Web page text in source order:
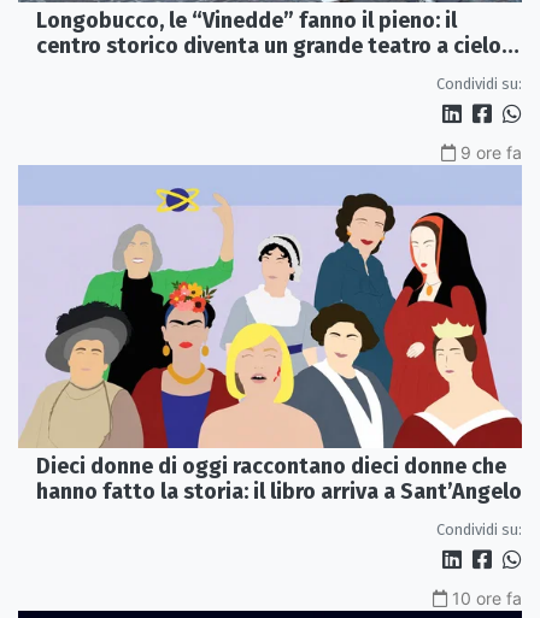
Longobucco, le “Vinedde” fanno il pieno: il
centro storico diventa un grande teatro a cielo
Condividi su:
9 ore fa
Dieci donne di oggi raccontano dieci donne che
hanno fatto la storia: il libro arriva a Sant’Angelo
Condividi su:
10 ore fa